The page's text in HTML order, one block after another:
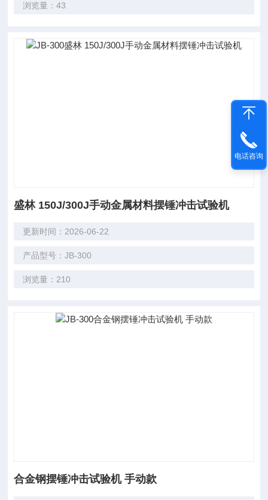
浏览量：43
盛林 150J/300J手动金属材料摆锤冲击试验机
更新时间：2026-06-22
产品型号：JB-300
浏览量：210
合金钢摆锤冲击试验机 手动款
电话咨询